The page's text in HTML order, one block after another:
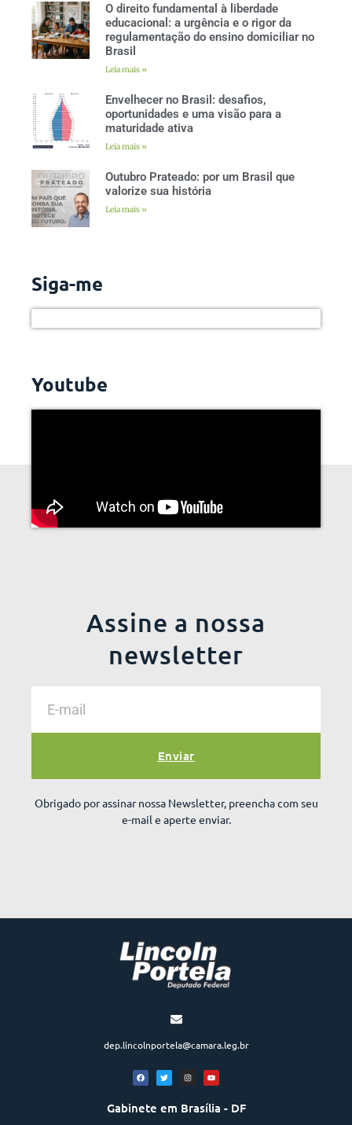
O direito fundamental à liberdade
educacional: a urgência e o rigor da
regulamentação do ensino domiciliar no
Brasil
Leia mais »
Envelhecer no Brasil: desafios,
oportunidades e uma visão para a
maturidade ativa
Leia mais »
Outubro Prateado: por um Brasil que
valorize sua história
Leia mais »
Siga-me
Youtube
Assine a nossa
newsletter
Enviar
Obrigado por assinar nossa Newsletter, preencha com seu
e-mail e aperte enviar.
dep.lincolnportela@camara.leg.br
Gabinete em Brasília - DF